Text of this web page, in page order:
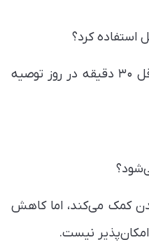
استفاده کرد؟
برای حفظ سلامت عمومی حداقل ۳۰ دقیقه در روز توصیه
کمک می‌کند، اما کاهش
نیست.